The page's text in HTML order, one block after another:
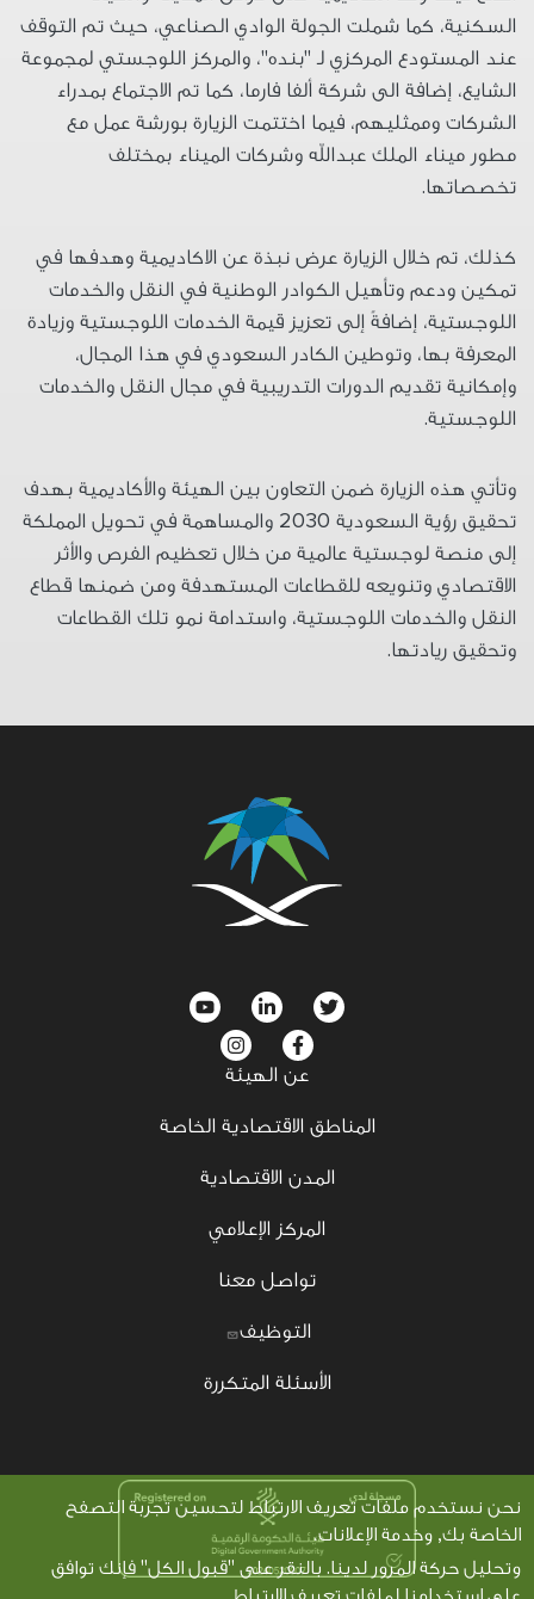
السكنية، كما شملت الجولة الوادي الصناعي، حيث تم التوقف
عند المستودع المركزي لـ "بنده"، والمركز اللوجستي لمجموعة
الشايع، إضافة الى شركة ألفا فارما، كما تم الاجتماع بمدراء
الشركات وممثليهم، فيما اختتمت الزيارة بورشة عمل مع
مطور ميناء الملك عبدالله وشركات الميناء بمختلف
تخصصاتها.
كذلك، تم خلال الزيارة عرض نبذة عن الاكاديمية وهدفها في
تمكين ودعم وتأهيل الكوادر الوطنية في النقل والخدمات
اللوجستية، إضافةً إلى تعزيز قيمة الخدمات اللوجستية وزيادة
المعرفة بها، وتوطين الكادر السعودي في هذا المجال،
وإمكانية تقديم الدورات التدريبية في مجال النقل والخدمات
اللوجستية.
وتأتي هذه الزيارة ضمن التعاون بين الهيئة والأكاديمية بهدف
تحقيق رؤية السعودية 2030 والمساهمة في تحويل المملكة
إلى منصة لوجستية عالمية من خلال تعظيم الفرص والأثر
الاقتصادي وتنويعه للقطاعات المستهدفة ومن ضمنها قطاع
النقل والخدمات اللوجستية، واستدامة نمو تلك القطاعات
وتحقيق ريادتها.
social
menu
عن الهيئة
المناطق الاقتصادية الخاصة
المدن الاقتصادية
المركز الإعلامي
تواصل معنا
التوظيف
الأسئلة المتكررة
نحن نستخدم ملفات تعريف الارتباط لتحسين تجربة التصفح
الخاصة بك, وخدمة الإعلانات،
وتحليل حركة المرور لدينا. بالنقر على "قبول الكل" فإنك توافق